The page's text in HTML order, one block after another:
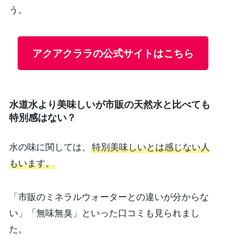
う。
アクアクララの公式サイトはこちら
水道水より美味しいが市販の天然水と比べても
特別感はない？
水の味に関しては、 特別美味しいとは感じない人
もいます。
「市販のミネラルウォーターとの違いが分からな
い」「無味無臭」といった口コミも見られまし
た。